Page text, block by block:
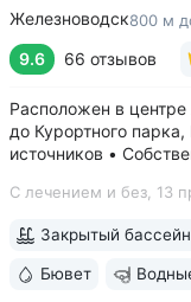
Железноводск800 м
9.6 66 отзывов
Расположен в
до Курортного
источников •
только здесь.
С лечением и без, 13
Закрытый
Бювет